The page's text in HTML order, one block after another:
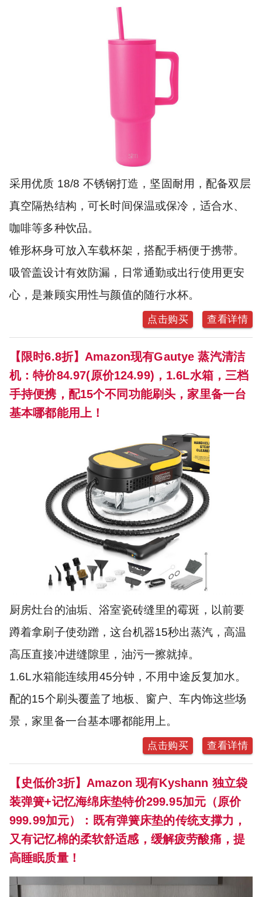
采用优质 18/8 不锈钢打造，坚固耐用，配备双层
真空隔热结构，可长时间保温或保冷，适合水、
咖啡等多种饮品。
锥形杯身可放入车载杯架，搭配手柄便于携带。
吸管盖设计有效防漏，日常通勤或出行使用更安
心，是兼顾实用性与颜值的随行水杯。
点击购买 查看详情
【限时6.8折】Amazon现有Gautye 蒸汽清洁
机：特价84.97(原价124.99)，1.6L水箱，三档
手持便携，配15个不同功能刷头，家里备一台
基本哪都能用上！
厨房灶台的油垢、浴室瓷砖缝里的霉斑，以前要
蹲着拿刷子使劲蹭，这台机器15秒出蒸汽，高温
高压直接冲进缝隙里，油污一擦就掉。
1.6L水箱能连续用45分钟，不用中途反复加水。
配的15个刷头覆盖了地板、窗户、车内饰这些场
景，家里备一台基本哪都能用上。
点击购买 查看详情
【史低价3折】Amazon 现有Kyshann 独立袋
装弹簧+记忆海绵床垫特价299.95加元（原价
999.99加元）：既有弹簧床垫的传统支撑力，
又有记忆棉的柔软舒适感，缓解疲劳酸痛，提
高睡眠质量！